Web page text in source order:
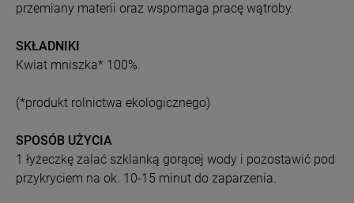
przemiany materii oraz wspomaga pracę wątroby.
SKŁADNIKI
Kwiat mniszka* 100%.
(*produkt rolnictwa ekologicznego)
SPOSÓB UŻYCIA
1 łyżeczkę zalać szklanką gorącej wody i pozostawić pod
przykryciem na ok. 10-15 minut do zaparzenia.